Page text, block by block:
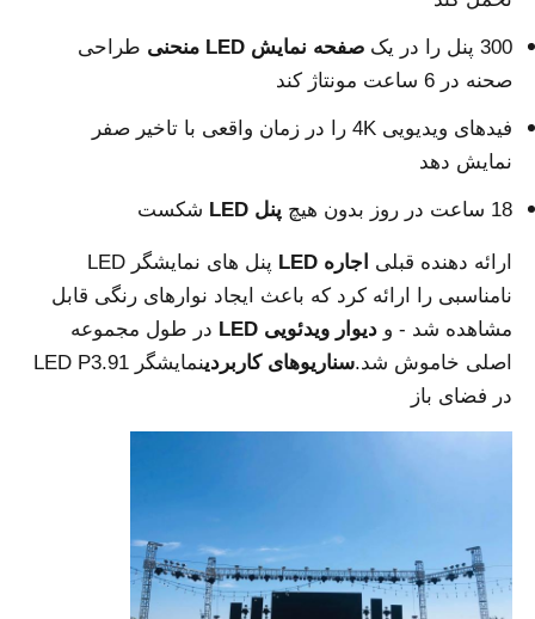
موارد
درخواست قیمت
نمایشگر LED ویدیو وال
صفحه نمایش LED
صفحه نمایش کنسرت LED
نمایشگر LED شفاف
300 پنل را در یک صفحه نمایش LED منحنی
طراحی
صحنه در 6 ساعت مونتاژ کند
فیدهای ویدیویی 4K را در زمان واقعی با تاخیر صفر
نمایش دهد
18 ساعت در روز بدون هیچ پنل LED شکست
ارائه دهنده قبلی اجاره LED
پنل های نمایشگر LED
نامناسبی را ارائه کرد که باعث ایجاد نوارهای رنگی قابل
مشاهده شد - ودیوار ویدئویی LED
در طول مجموعه
اصلی خاموش شد.سناریوهای کاربردی
نمایشگر LED P3.91
در فضای باز